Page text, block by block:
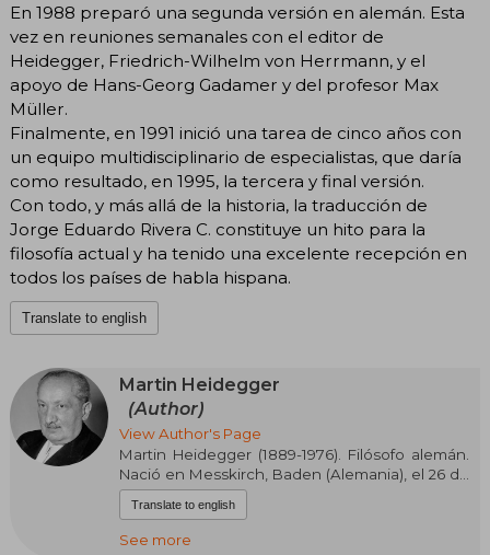
En 1988 preparó una segunda versión en alemán. Esta
vez en reuniones semanales con el editor de
Heidegger, Friedrich-Wilhelm von Herrmann, y el
apoyo de Hans-Georg Gadamer y del profesor Max
Müller.
Finalmente, en 1991 inició una tarea de cinco años con
un equipo multidisciplinario de especialistas, que daría
como resultado, en 1995, la tercera y final versión.
Con todo, y más allá de la historia, la traducción de
Jorge Eduardo Rivera C. constituye un hito para la
filosofía actual y ha tenido una excelente recepción en
todos los países de habla hispana.
Translate to english
Martin Heidegger
(Author)
View Author's Page
Martin Heidegger (1889-1976). Filósofo alemán.
Nació en Messkirch, Baden (Alemania), el 26 de
septiembre de 1889. Su padre, Friedrich
Heidegger (1851-1924) es sacristán católico y
maestro tonelero, su madre es Johanna
Translate to english
See more